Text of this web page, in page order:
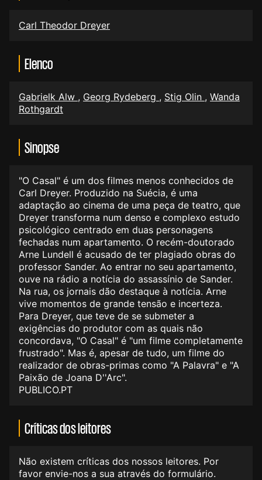
Carl Theodor Dreyer
Elenco
Gabrielk Alw , Georg Rydeberg , Stig Olin , Wanda
Rothgardt
Sinopse
"O Casal" é um dos filmes menos conhecidos de
Carl Dreyer. Produzido na Suécia, é uma
adaptação ao cinema de uma peça de teatro, que
Dreyer transforma num denso e complexo estudo
psicológico centrado em duas personagens
fechadas num apartamento. O recém-doutorado
Arne Lundell é acusado de ter plagiado obras do
professor Sander. Ao entrar no seu apartamento,
ouve na rádio a notícia do assassínio de Sander.
Na rua, os jornais dão destaque à notícia. Arne
vive momentos de grande tensão e incerteza.
Para Dreyer, que teve de se submeter a
exigências do produtor com as quais não
concordava, "O Casal" é "um filme completamente
frustrado". Mas é, apesar de tudo, um filme do
realizador de obras-primas como "A Palavra" e "A
Paixão de Joana D''Arc".
PUBLICO.PT
Críticas dos leitores
Não existem críticas dos nossos leitores. Por
favor envie-nos a sua através do formulário.